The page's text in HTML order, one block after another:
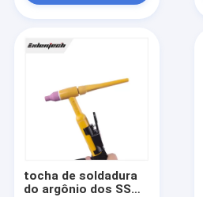
tocha de soldadura
do argônio dos SS